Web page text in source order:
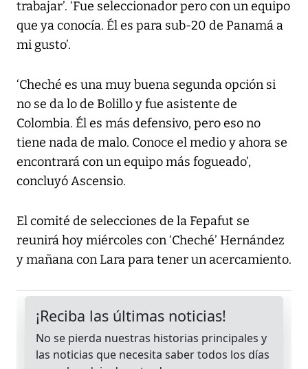
trabajar’. ‘Fue seleccionador pero con un equipo
que ya conocía. Él es para sub-20 de Panamá a
mi gusto’.
‘Cheché es una muy buena segunda opción si
no se da lo de Bolillo y fue asistente de
Colombia. Él es más defensivo, pero eso no
tiene nada de malo. Conoce el medio y ahora se
encontrará con un equipo más fogueado’,
concluyó Ascensio.
El comité de selecciones de la Fepafut se
reunirá hoy miércoles con ‘Cheché’ Hernández
y mañana con Lara para tener un acercamiento.